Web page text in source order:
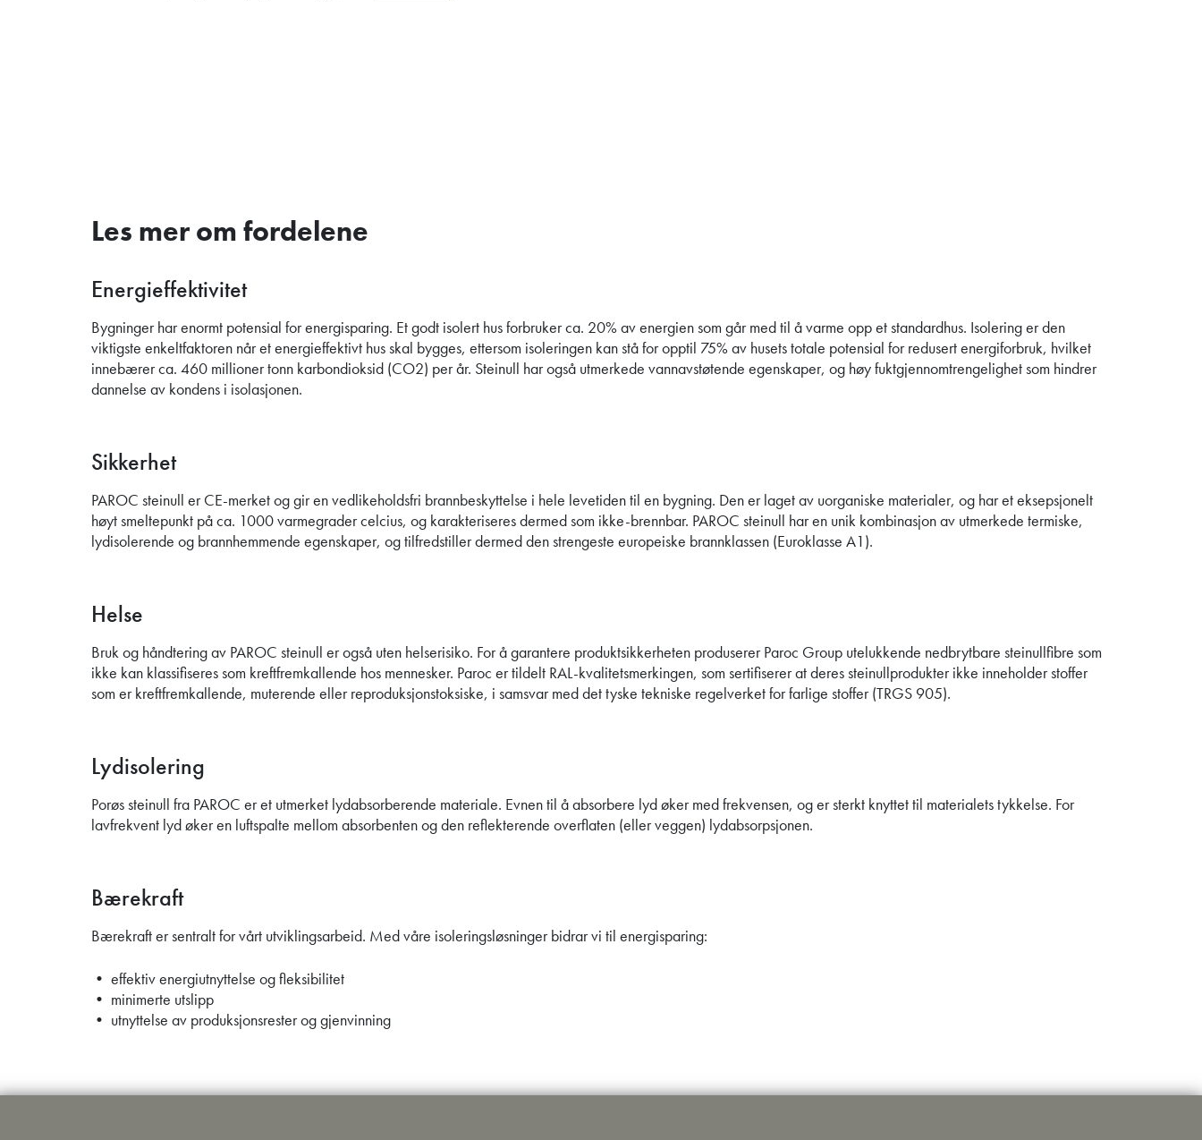
Les mer om fordelene
Energieffektivitet
Bygninger har enormt potensial for energisparing. Et godt isolert hus forbruker ca. 20% av energien som går med til å varme opp et standardhus. Isolering er den
viktigste enkeltfaktoren når et energieffektivt hus skal bygges, ettersom isoleringen kan stå for opptil 75% av husets totale potensial for redusert energiforbruk, hvilket
innebærer ca. 460 millioner tonn karbondioksid (CO2) per år. Steinull har også utmerkede vannavstøtende egenskaper, og høy fuktgjennomtrengelighet som hindrer
dannelse av kondens i isolasjonen.
Sikkerhet
PAROC steinull er CE-merket og gir en vedlikeholdsfri brannbeskyttelse i hele levetiden til en bygning. Den er laget av uorganiske materialer, og har et eksepsjonelt
høyt smeltepunkt på ca. 1000 varmegrader celcius, og karakteriseres dermed som ikke-brennbar. PAROC steinull har en unik kombinasjon av utmerkede termiske,
lydisolerende og brannhemmende egenskaper, og tilfredstiller dermed den strengeste europeiske brannklassen (Euroklasse A1).
Helse
Bruk og håndtering av PAROC steinull er også uten helserisiko. For å garantere produktsikkerheten produserer Paroc Group utelukkende nedbrytbare steinullfibre som
ikke kan klassifiseres som kreftfremkallende hos mennesker. Paroc er tildelt RAL-kvalitetsmerkingen, som sertifiserer at deres steinullprodukter ikke inneholder stoffer
som er kreftfremkallende, muterende eller reproduksjonstoksiske, i samsvar med det tyske tekniske regelverket for farlige stoffer (TRGS 905).
Lydisolering
Porøs steinull fra PAROC er et utmerket lydabsorberende materiale. Evnen til å absorbere lyd øker med frekvensen, og er sterkt knyttet til materialets tykkelse. For
lavfrekvent lyd øker en luftspalte mellom absorbenten og den reflekterende overflaten (eller veggen) lydabsorpsjonen.
Bærekraft
Bærekraft er sentralt for vårt utviklingsarbeid. Med våre isoleringsløsninger bidrar vi til energisparing:
• effektiv energiutnyttelse og fleksibilitet
• minimerte utslipp
• utnyttelse av produksjonsrester og gjenvinning